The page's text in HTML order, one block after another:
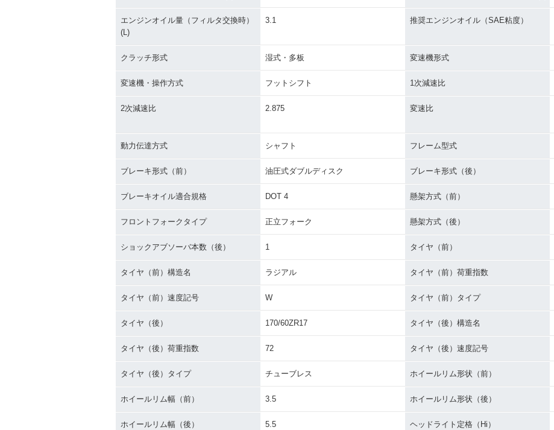
エンジンオイル量（フィルタ交換時）
(L)
3.1 推奨エンジンオイル（SAE粘度）
クラッチ形式 湿式・多板 変速機形式
変速機・操作方式 フットシフト 1次減速比
2次減速比 2.875 変速比
動力伝達方式 シャフト フレーム型式
ブレーキ形式（前） 油圧式ダブルディスク ブレーキ形式（後）
ブレーキオイル適合規格 DOT 4 懸架方式（前）
フロントフォークタイプ 正立フォーク 懸架方式（後）
ショックアブソーバ本数（後） 1 タイヤ（前）
タイヤ（前）構造名 ラジアル タイヤ（前）荷重指数
タイヤ（前）速度記号 W タイヤ（前）タイプ
タイヤ（後） 170/60ZR17 タイヤ（後）構造名
タイヤ（後）荷重指数 72 タイヤ（後）速度記号
タイヤ（後）タイプ チューブレス ホイールリム形状（前）
ホイールリム幅（前） 3.5 ホイールリム形状（後）
ホイールリム幅（後） 5.5 ヘッドライト定格（Hi）